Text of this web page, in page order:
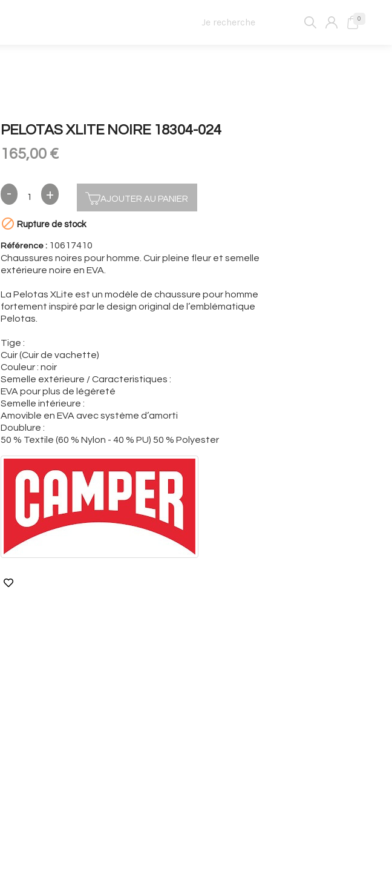
0
PELOTAS XLITE NOIRE 18304-024
165,00 €
AJOUTER AU PANIER
 Rupture de stock
Référence : 10617410
Chaussures noires pour homme. Cuir pleine fleur et semelle
extérieure noire en EVA.
La Pelotas XLite est un modèle de chaussure pour homme
fortement inspiré par le design original de l’emblématique
Pelotas.
Tige :
Cuir (Cuir de vachette)
Couleur : noir
Semelle extérieure / Caracteristiques :
EVA pour plus de légèreté
Semelle intérieure :
Amovible en EVA avec système d’amorti
Doublure :
50 % Textile (60 % Nylon - 40 % PU) 50 % Polyester